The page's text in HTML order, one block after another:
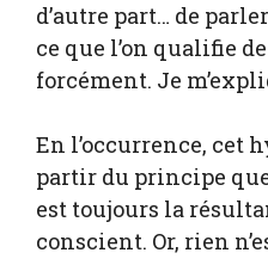
d’autre part… de
ce que l’on qualifie
forcément. Je
En l’occurrence, cet
partir du principe
est toujours la
conscient. Or, rien